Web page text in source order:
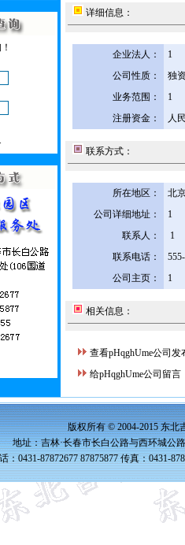
详细信息：
企业法人：
1
公司性质：
独
业务范围：
1
注册资金：
人
联系方式：
所在地区：
北
公司详细地址：
1
联系人：
1
联系电话：
公司主页：
1
相关信息：
查看pHqghUme公司发
给pHqghUme公司留言
版权所有 © 2004-2015 东北
地址：吉林·长春市长白公路与西环城公
：0431-87872677 87875877 传真：0431-